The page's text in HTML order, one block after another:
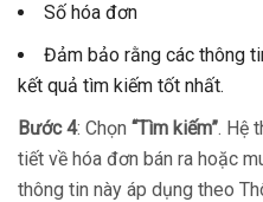
Số hóa đơn
Đảm bảo rằng các thông
kết quả tìm kiếm tốt nhất.
Bước 4: Chọn “Tìm kiếm”. Hệ
tiết về hóa đơn bán ra hoặc
thông tin này áp dụng theo